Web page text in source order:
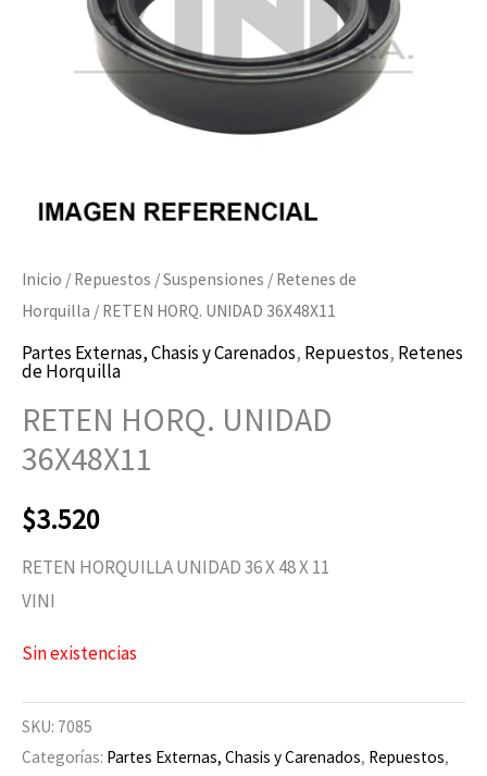
Inicio / Repuestos /Suspensiones / Retenes de
Horquilla / RETEN HORQ. UNIDAD 36X48X11
Partes Externas, Chasis y Carenados, Repuestos, Retenes
de Horquilla
RETEN HORQ. UNIDAD
36X48X11
$3.520
RETEN HORQUILLA UNIDAD 36 X 48 X 11
VINI
Sin existencias
SKU: 7085
Categorías: Partes Externas, Chasis y Carenados, Repuestos,